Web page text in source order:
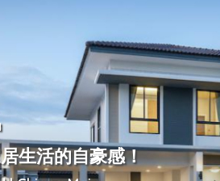
生活的自豪感！